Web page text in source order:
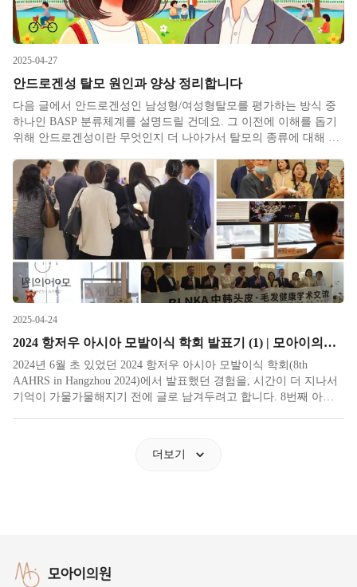
2025-04-27
안드로겐성 탈모 원인과 양상 정리합니다
다음 글에서 안드로겐성인 남성형/여성형탈모를 평가하는 방식 중
하나인 BASP 분류체계를 설명드릴 건데요. 그 이전에 이해를 돕기
위해 안드로겐성이란 무엇인지 더 나아가서 탈모의 종류에 대해 먼
는데요, 탈모(脫毛; 벗을 탈 (脫) 털 모 (毛)) 단어의 사전적 의미는
2025-04-24
2024 항저우 아시아 모발이식 학회 발표기 (1) | 모아이의원 견학
2024년 6월 초 있었던 2024 항저우 아시아 모발이식 학회(8th
AAHRS in Hangzhou 2024)에서 발표했던 경험을, 시간이 더 지나서
기억이 가물가물해지기 전에 글로 남겨두려고 합니다. 8번째 아시
더보기
모아이의원